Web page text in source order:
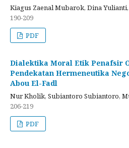
Kiagus Zaenal Mubarok, Dina
190-209
PDF
Dialektika Moral Etik Penafsir
Pendekatan Hermeneutika
Abou El-Fadl
Nur Kholik, Subiantoro Subiantoro,
206-219
PDF